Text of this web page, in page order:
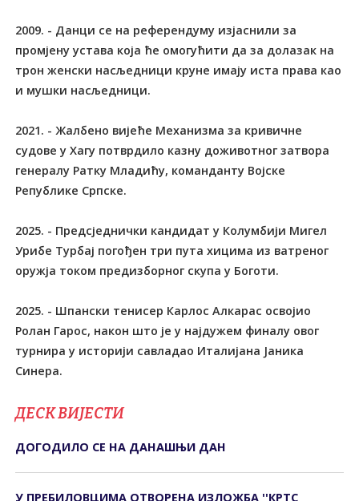
ДЕСК ВИЈЕСТИ
ДОГОДИЛО СЕ НА ДАНАШЊИ ДАН
У ПРЕБИЛОВЦИМА ОTВОРЕНА ИЗЛОЖБА ''КРTС